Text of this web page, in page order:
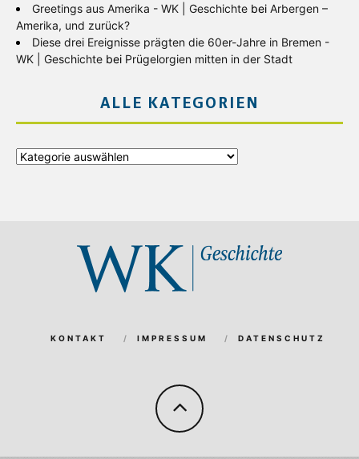
Greetings aus Amerika - WK | Geschichte bei Arbergen –
Amerika, und zurück?
Diese drei Ereignisse prägten die 60er-Jahre in Bremen -
WK | Geschichte bei Prügelorgien mitten in der Stadt
ALLE KATEGORIEN
Alle
KONTAKT IMPRESSUM DATENSCHUTZ